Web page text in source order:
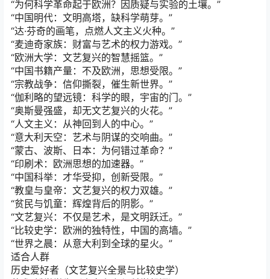
“为何科学革命起于欧洲？因质疑与实验的土壤。”
“中国明代：文明高塔，缺科学萌芽。”
“达·芬奇的画笔，点燃人文主义火种。”
“麦迪奇家族：财富与艺术的权力游戏。”
“欧洲大学：文艺复兴的智慧摇篮。”
“中国书籍产量：不及欧洲，思想受限。”
“宗教战争：信仰撕裂，催生新世界。”
“伽利略的望远镜：科学的眼，宇宙的门。”
“奥斯曼强盛，却无文艺复兴的火花。”
“人文主义：从神回到人的中心。”
“意大利天空：艺术与阴谋的交响曲。”
“蒙古、波斯、日本：为何错过革命？”
“印刷术：欧洲思想的加速器。”
“中国科举：才华受抑，创新受限。”
“教皇与皇帝：文艺复兴的权力双雄。”
“贫民与饥童：辉煌背后的阴影。”
“文艺复兴：不仅是艺术，是文明跃迁。”
“比较史学：欧洲的独特性，中国的高墙。”
“世界之晨：从意大利到全球的星火。”
适合人群
历史爱好者（文艺复兴全景与比较史学）